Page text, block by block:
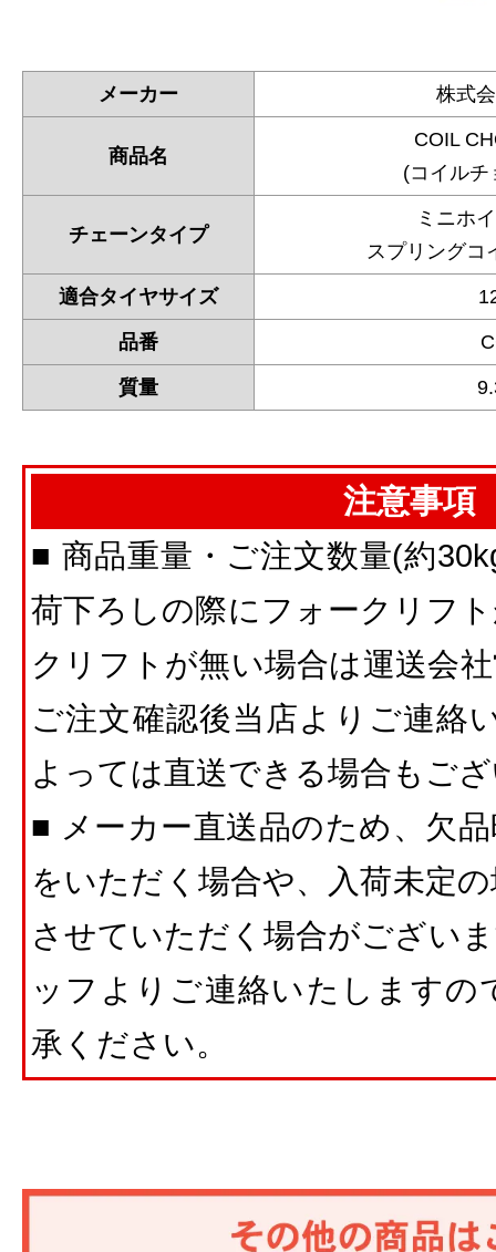
メーカー 株式
商品名
COIL
(コイルチ
チェーンタイプ
ミニホ
スプリングコ
適合タイヤサイズ
品番
質量
注意事項
■ 商品重量・ご注文数量(約
荷下ろしの際にフォークリフ
クリフトが無い場合は運送会
ご注文確認後当店よりご連絡
よっては直送できる場合もご
■ メーカー直送品のため、欠
をいただく場合や、入荷未定
させていただく場合がござい
ッフよりご連絡いたしますの
承ください。